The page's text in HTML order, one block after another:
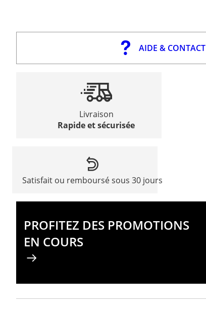
AIDE & CONTACT
Livraison
Rapide et sécurisée
Satisfait ou remboursé sous 30 jours
PROFITEZ DES PROMOTIONS
EN COURS